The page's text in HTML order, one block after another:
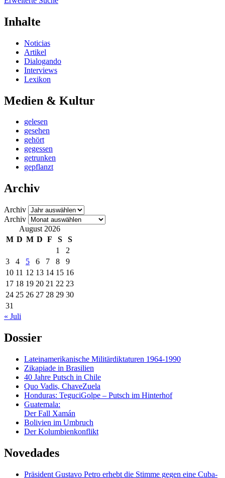
Inhalte
Noticias
Artikel
Dialogando
Interviews
Lexikon
Medien & Kultur
gelesen
gesehen
gehört
gegessen
getrunken
gepflanzt
Archiv
Archiv
Archiv
August 2026
M D M D F S
S
1
2
3
4 5 6 7 8
9
10 11 12 13 14 15 16
17 18 19 20 21 22 23
24 25 26 27 28 29 30
31
« Juli
Dossier
Lateinamerikanische Militärdiktaturen 1964-1990
Zikapiade in Brasilien
40 Jahre Putsch in Chile
Quo Vadis, ChaveZuela
Honduras: TeguciGolpe – Putsch im Hinterhof
Guatemala:
Der Fall Xamán
Bolivien im Umbruch
Der Kolumbienkonflikt
Novedades
Präsident Gustavo Petro erhebt die Stimme gegen eine Cuba-